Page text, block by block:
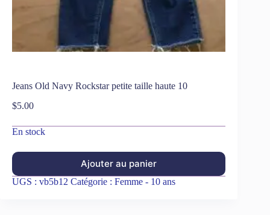
Jeans Old Navy Rockstar petite taille haute 10
$5.00
En stock
Ajouter au panier
UGS : vb5b12 Catégorie : Femme - 10 ans